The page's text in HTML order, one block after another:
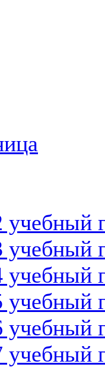
учебный
учебный
учебный
учебный
учебный
учебный